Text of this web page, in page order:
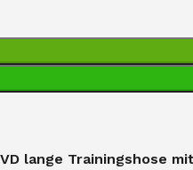
lange Trainingshose